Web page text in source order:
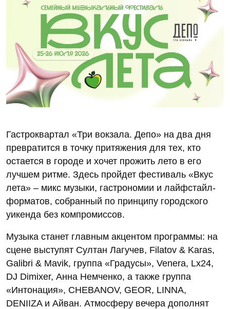
Гастроквартал «Три вокзала. Депо» на два дня
превратится в точку притяжения для тех, кто
остается в городе и хочет прожить лето в его
лучшем ритме. Здесь пройдет фестиваль «Вкус
лета» – микс музыки, гастрономии и лайфстайл-
форматов, собранный по принципу городского
уикенда без компромиссов.
Музыка станет главным акцентом программы: на
сцене выступят Султан Лагучев, Filatov & Karas,
Galibri & Mavik, группа «Градусы», Venera, Lx24,
DJ Dimixer, Анна Немченко, а также группа
«Интонация», CHEBANOV, GEOR, LINNA,
DENIIZA и Айван. Атмосферу вечера дополнят